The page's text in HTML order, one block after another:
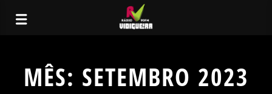
MÊS: SETEMBRO 2023